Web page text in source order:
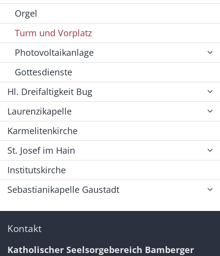
Orgel
Turm und Vorplatz
Photovoltaikanlage
Gottesdienste
Hl. Dreifaltigkeit Bug
Laurenzikapelle
Karmelitenkirche
St. Josef im Hain
Institutskirche
Sebastianikapelle Gaustadt
Kontakt
Katholischer Seelsorgebereich Bamberger